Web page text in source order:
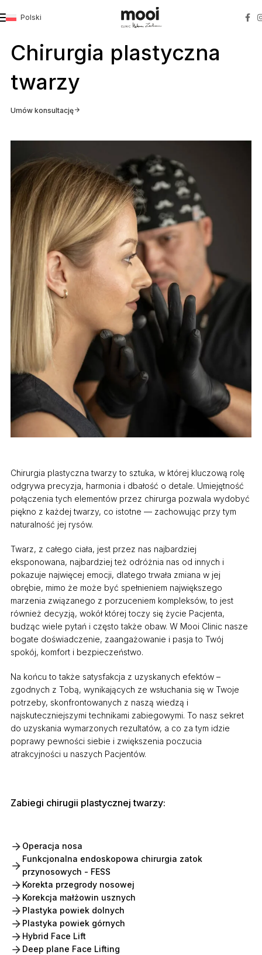
Polski
Chirurgia plastyczna twarzy
Chirurgia plastyczna
twarzy
Umów konsultację
Chirurgia plastyczna twarzy to sztuka, w której kluczową rolę
odgrywa precyzja, harmonia i dbałość o detale. Umiejętność
połączenia tych elementów przez chirurga pozwala wydobyć
piękno z każdej twarzy, co istotne — zachowując przy tym
naturalność jej rysów.
Twarz, z całego ciała, jest przez nas najbardziej
eksponowana, najbardziej też odróżnia nas od innych i
pokazuje najwięcej emocji, dlatego trwała zmiana w jej
obrębie, mimo że może być spełnieniem największego
marzenia związanego z porzuceniem kompleksów, to jest
również decyzją, wokół której toczy się życie Pacjenta,
budząc wiele pytań i często także obaw. W Mooi Clinic nasze
bogate doświadczenie, zaangażowanie i pasja to Twój
spokój, komfort i bezpieczeństwo.
Na końcu to także satysfakcja z uzyskanych efektów –
zgodnych z Tobą, wynikających ze wsłuchania się w Twoje
potrzeby, skonfrontowanych z naszą wiedzą i
najskuteczniejszymi technikami zabiegowymi. To nasz sekret
do uzyskania wymarzonych rezultatów, a co za tym idzie
poprawy pewności siebie i zwiększenia poczucia
atrakcyjności u naszych Pacjentów.
Zabiegi chirugii plastycznej twarzy:
Operacja nosa
Funkcjonalna endoskopowa chirurgia zatok
przynosowych - FESS
Korekta przegrody nosowej
Korekcja małżowin usznych
Plastyka powiek dolnych
Plastyka powiek górnych
Hybrid Face Lift
Deep plane Face Lifting